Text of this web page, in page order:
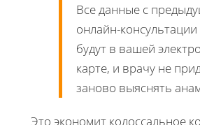
Все данные с
онлайн-
будут в вашей
карте, и врачу не
заново выяснять
Это экономит колоссальное